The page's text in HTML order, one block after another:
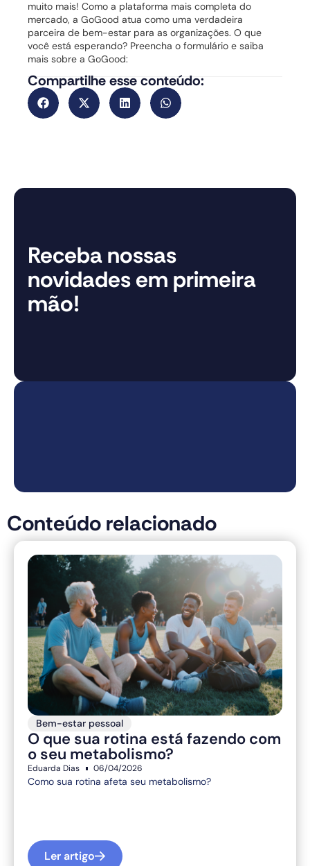
muito mais! Como a plataforma mais completa do
mercado, a GoGood atua como uma verdadeira
parceira de bem-estar para as organizações. O que
você está esperando? Preencha o formulário e saiba
mais sobre a GoGood:
Compartilhe esse conteúdo:
Receba nossas
novidades em primeira
mão!
Conteúdo relacionado
Bem-estar pessoal
O que sua rotina está fazendo com
o seu metabolismo?
Eduarda Dias 06/04/2026
Como sua rotina afeta seu metabolismo?
Ler artigo